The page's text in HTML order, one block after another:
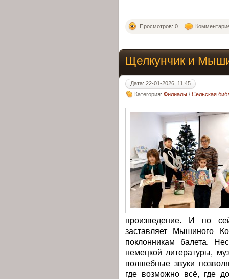
Просмотров: 0
Щелкунчик и
Дата: 22-01-2026, 11:45
Категория: Филиалы / Сельская
произведение. И по
заставляет Мышиного
поклонникам балета.
немецкой литературы,
волшебные звуки
где возможно всё, где